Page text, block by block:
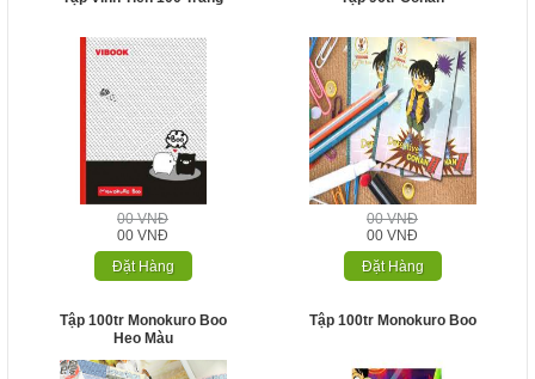
00 VNĐ
00 VNĐ
Đặt Hàng
00 VNĐ
00 VNĐ
Đặt Hàng
Tập 100tr Monokuro Boo
Heo Màu
Tập 100tr Monokuro Boo